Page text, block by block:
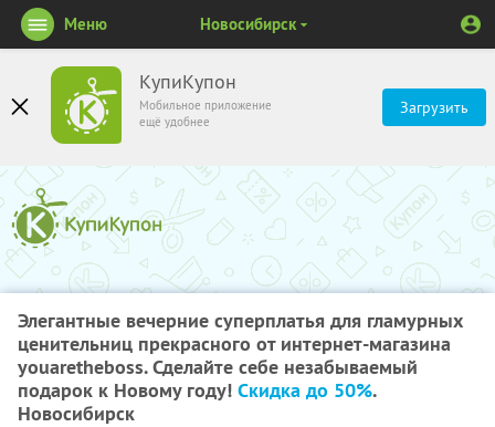
КупиКупон
Мобильное приложение
ещё удобнее
Загрузить
Меню Новосибирск
Элегантные вечерние суперплатья для гламурных
ценительниц прекрасного от интернет-магазина
youaretheboss. Сделайте себе незабываемый
подарок к Новому году! Скидка до 50%.
Новосибирск